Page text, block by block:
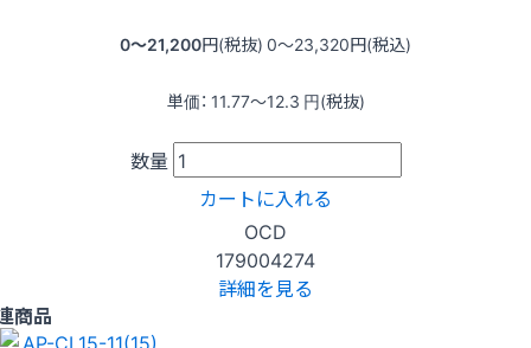
0〜21,200円(税抜) 0〜23,320円(税込)
単価： 11.77〜12.3 円(税抜)
数量
カートに入れる
OCD
179004274
詳細を見る
商品